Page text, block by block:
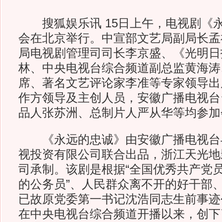
搜狐娱乐讯 15日上午，电视剧《
会在北京举行。中宣部文艺局副局长
局电视剧管理司司长李京盛、《光明
林、中央电视台综合频道副总监黄海
席、著名文艺评论家李准等专家领导
作方领导及主创人员，安徽广播电视
品人张苏洲、总制片人严从华等均参
《永远的忠诚》由安徽广播电视台
视投资有限公司联合出品，浙江天光
司承制。该剧是根据“全国优秀共产党
的公务员”、人民群众离不开的好干部
已故原党委第一书记沈浩同志生前事
在中央电视台综合频道开播以来，创下